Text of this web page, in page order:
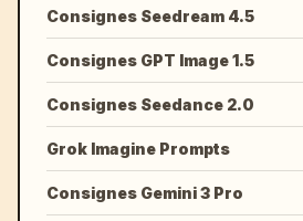
Consignes Seedream 4.5
Consignes GPT Image 1.5
Consignes Seedance 2.0
Grok Imagine Prompts
Consignes Gemini 3 Pro